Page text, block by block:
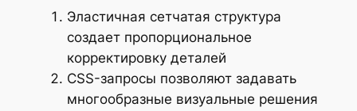
Эластичная сетчатая структура
создает пропорциональное
корректировку деталей
CSS-запросы позволяют задавать
многообразные визуальные решения